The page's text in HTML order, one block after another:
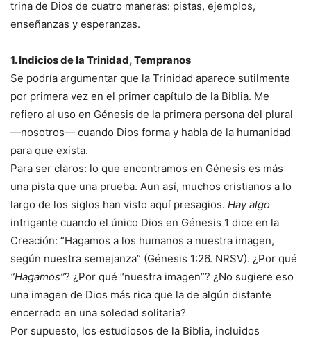
trina de Dios de cuatro maneras: pistas, ejemplos,
enseñanzas y esperanzas.
1. Indicios de la Trinidad, Tempranos
Se podría argumentar que la Trinidad aparece sutilmente
por primera vez en el primer capítulo de la Biblia. Me
refiero al uso en Génesis de la primera persona del plural
—nosotros— cuando Dios forma y habla de la humanidad
para que exista.
Para ser claros: lo que encontramos en Génesis es más
una pista que una prueba. Aun así, muchos cristianos a lo
largo de los siglos han visto aquí presagios. Hay algo
intrigante cuando el único Dios en Génesis 1 dice en la
Creación: “Hagamos a los humanos a nuestra imagen,
según nuestra semejanza” (Génesis 1:26. NRSV). ¿Por qué
“Hagamos”? ¿Por qué “nuestra imagen”? ¿No sugiere eso
una imagen de Dios más rica que la de algún distante
encerrado en una soledad solitaria?
Por supuesto, los estudiosos de la Biblia, incluidos